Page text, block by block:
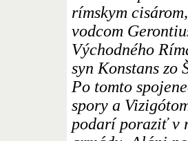
rímskym
vodcom
Východného
syn Konstans zo
Po tomto
spory a
podarí poraziť v